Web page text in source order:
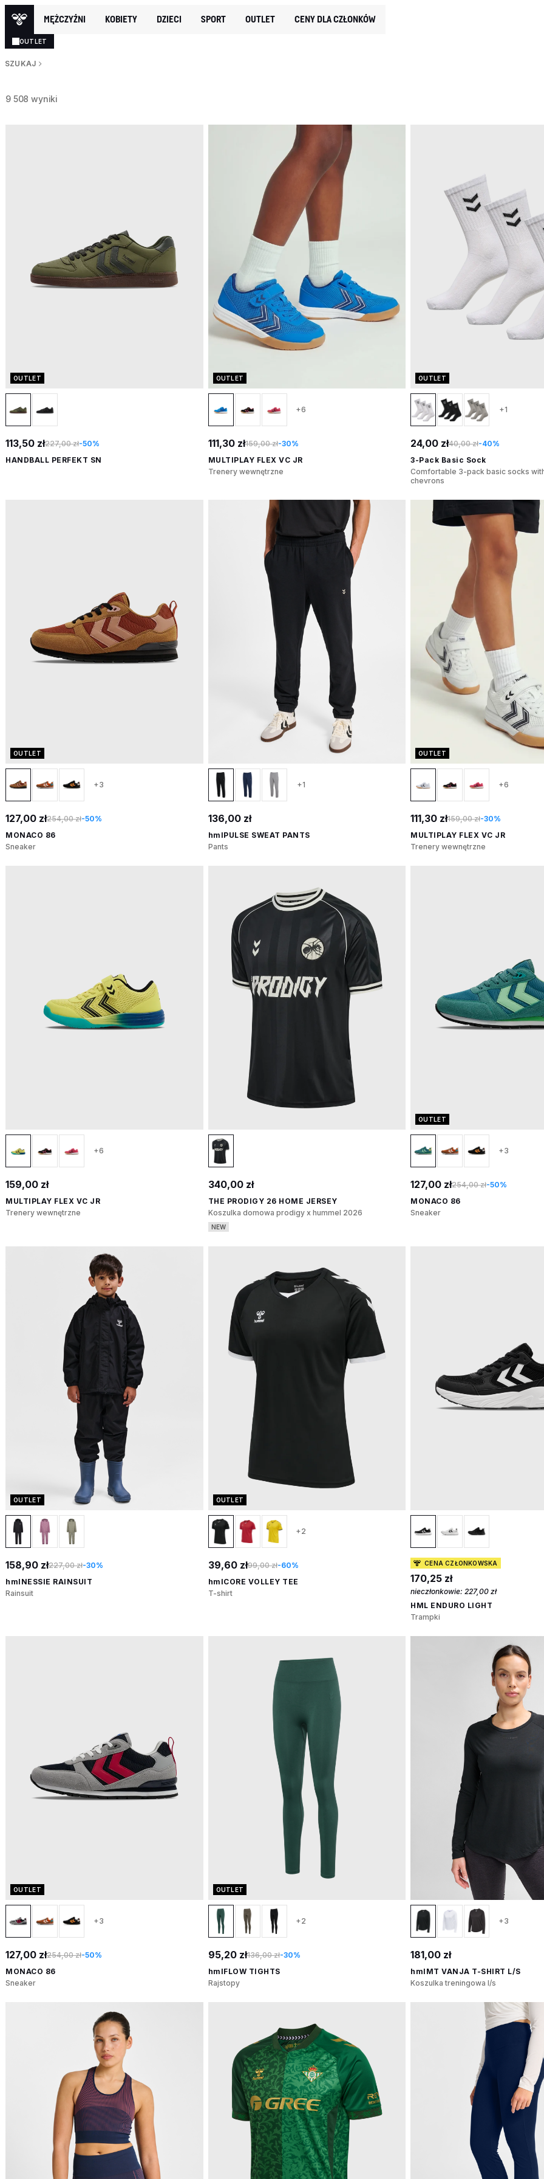
MĘŻCZYŹNI KOBIETY DZIECI SPORT OUTLET CENY DLA CZŁONKÓW
OUTLET
SZUKAJ
9 508 wyniki
OUTLET
113,50 zł227,00 zł-50%
HANDBALL PERFEKT SN
OUTLET
+6
111,30 zł159,00 zł-30%
MULTIPLAY FLEX VC JR
Trenery wewnętrzne
OUTLET
+1
24,00 zł40,00 zł-40%
3-Pack Basic Sock
Comfortable 3-pack basic socks
chevrons
OUTLET
+3
127,00 zł254,00 zł-50%
MONACO 86
Sneaker
+1
136,00 zł
hmlPULSE SWEAT PANTS
Pants
OUTLET
+6
111,30 zł159,00 zł-30%
MULTIPLAY FLEX VC JR
Trenery wewnętrzne
+6
159,00 zł
MULTIPLAY FLEX VC JR
Trenery wewnętrzne
340,00 zł
THE PRODIGY 26 HOME JERSEY
Koszulka domowa prodigy x hummel 2026
NEW
OUTLET
+3
127,00 zł254,00 zł-50%
MONACO 86
Sneaker
OUTLET
158,90 zł227,00 zł-30%
hmlNESSIE RAINSUIT
Rainsuit
OUTLET
+2
39,60 zł99,00 zł-60%
hmlCORE VOLLEY TEE
T-shirt
CENA CZŁONKOWSKA
170,25 zł
nieczłonkowie: 227,00 zł
HML ENDURO LIGHT
Trampki
OUTLET
+3
127,00 zł254,00 zł-50%
MONACO 86
Sneaker
OUTLET
+2
95,20 zł136,00 zł-30%
hmlFLOW TIGHTS
Rajstopy
+3
181,00 zł
hmlMT VANJA T-SHIRT L/S
Koszulka treningowa l/s